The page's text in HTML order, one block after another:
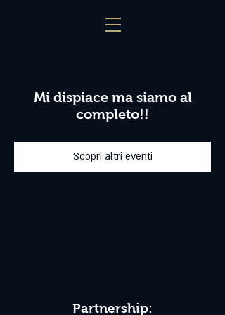
Mi dispiace ma siamo al
completo!!
Scopri altri eventi
Partnership: